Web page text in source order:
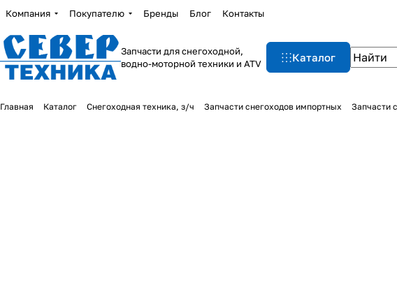
Компания Покупателю Бренды Блог Контакты
Запчасти для снегоходной,
водно-моторной техники и ATV
Каталог
Главная Каталог Снегоходная техника, з/ч Запчасти снегоходов импортных Запчасти